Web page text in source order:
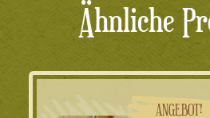
Ähnliche
ANGEBOT!